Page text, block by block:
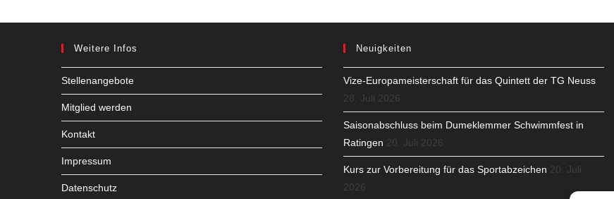
Weitere Infos
Stellenangebote
Mitglied werden
Kontakt
Impressum
Datenschutz
Neuigkeiten
Vize-Europameisterschaft für das Quintett der TG Neuss
28. Juli 2026
Saisonabschluss beim Dumeklemmer Schwimmfest in
Ratingen 20. Juli 2026
Kurs zur Vorbereitung für das Sportabzeichen 20. Juli
2026